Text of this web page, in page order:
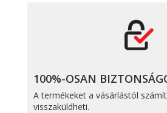
100%-OSAN
A termékeket a vásárlástól
visszaküldheti.